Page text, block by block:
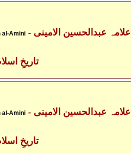
al-Amini - علامہ عبدالحسین الامینی
- تاریخِ
al-Amini - علامہ عبدالحسین الامینی
- تاریخِ